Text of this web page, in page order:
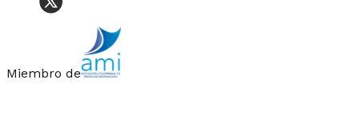
Miembro de